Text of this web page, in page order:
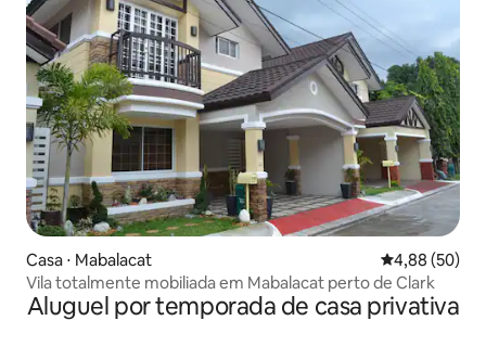
Casa ⋅ Mabalacat 4,88 de uma
4,88 (50)
Vila totalmente mobiliada em Mabalacat perto de Clark
Aluguel por temporada de casa privativa